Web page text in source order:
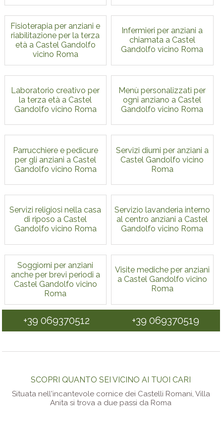
Fisioterapia per anziani e
riabilitazione per la terza
età a Castel Gandolfo
vicino Roma
Infermieri per anziani a
chiamata a Castel
Gandolfo vicino Roma
Laboratorio creativo per
la terza età a Castel
Gandolfo vicino Roma
Menù personalizzati per
ogni anziano a Castel
Gandolfo vicino Roma
Parrucchiere e pedicure
per gli anziani a Castel
Gandolfo vicino Roma
Servizi diurni per anziani a
Castel Gandolfo vicino
Roma
Servizi religiosi nella casa
di riposo a Castel
Gandolfo vicino Roma
Servizio lavanderia interno
al centro anziani a Castel
Gandolfo vicino Roma
Soggiorni per anziani
anche per brevi periodi a
Castel Gandolfo vicino
Roma
Visite mediche per anziani
a Castel Gandolfo vicino
Roma
+39 069370512 +39 069370519
SCOPRI QUANTO SEI VICINO AI TUOI CARI
Situata nell'incantevole cornice dei Castelli Romani, Villa
Anita si trova a due passi da Roma